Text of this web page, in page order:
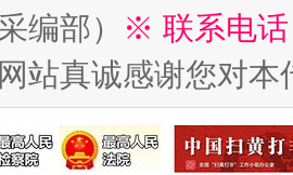
的免责幌子
编部）
※ 联系电
站真诚感谢您对